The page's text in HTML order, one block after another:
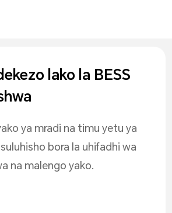
lako la BESS
ya mradi na timu yetu ya
bora la uhifadhi wa
na malengo yako.